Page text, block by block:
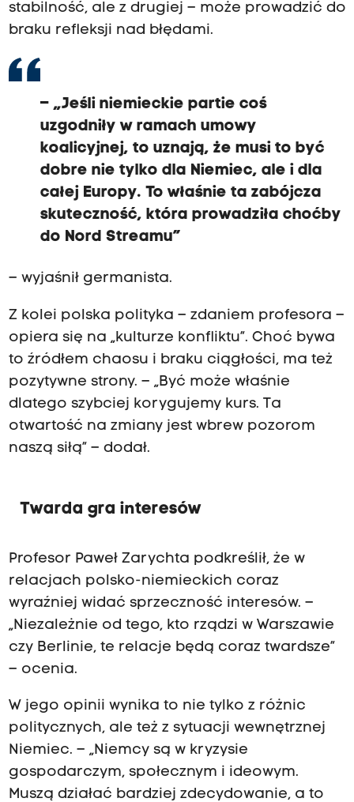
stabilność, ale z drugiej – może prowadzić do
braku refleksji nad błędami.
– „Jeśli niemieckie partie coś
uzgodniły w ramach umowy
koalicyjnej, to uznają, że musi to być
dobre nie tylko dla Niemiec, ale i dla
całej Europy. To właśnie ta zabójcza
skuteczność, która prowadziła choćby
do Nord Streamu”
– wyjaśnił germanista.
Z kolei polska polityka – zdaniem profesora –
opiera się na „kulturze konfliktu”. Choć bywa
to źródłem chaosu i braku ciągłości, ma też
pozytywne strony. – „Być może właśnie
dlatego szybciej korygujemy kurs. Ta
otwartość na zmiany jest wbrew pozorom
naszą siłą” – dodał.
Twarda gra interesów
Profesor Paweł Zarychta podkreślił, że w
relacjach polsko-niemieckich coraz
wyraźniej widać sprzeczność interesów. –
„Niezależnie od tego, kto rządzi w Warszawie
czy Berlinie, te relacje będą coraz twardsze”
– ocenia.
W jego opinii wynika to nie tylko z różnic
politycznych, ale też z sytuacji wewnętrznej
Niemiec. – „Niemcy są w kryzysie
gospodarczym, społecznym i ideowym.
Muszą działać bardziej zdecydowanie, a to